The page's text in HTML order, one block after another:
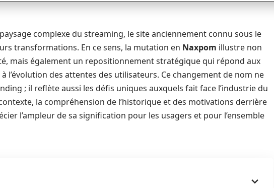
complexe du streaming, le site anciennement connu sous le
transformations. En ce sens, la mutation en Naxpom illustre non
mais également un repositionnement stratégique qui répond aux
l’évolution des attentes des utilisateurs. Ce changement de nom ne
; il reflète aussi les défis uniques auxquels fait face l’industrie du
la compréhension de l’historique et des motivations derrière
l’ampleur de sa signification pour les usagers et pour l’ensemble